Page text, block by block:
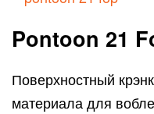
Pontoon 21
Поверхностный
материала для